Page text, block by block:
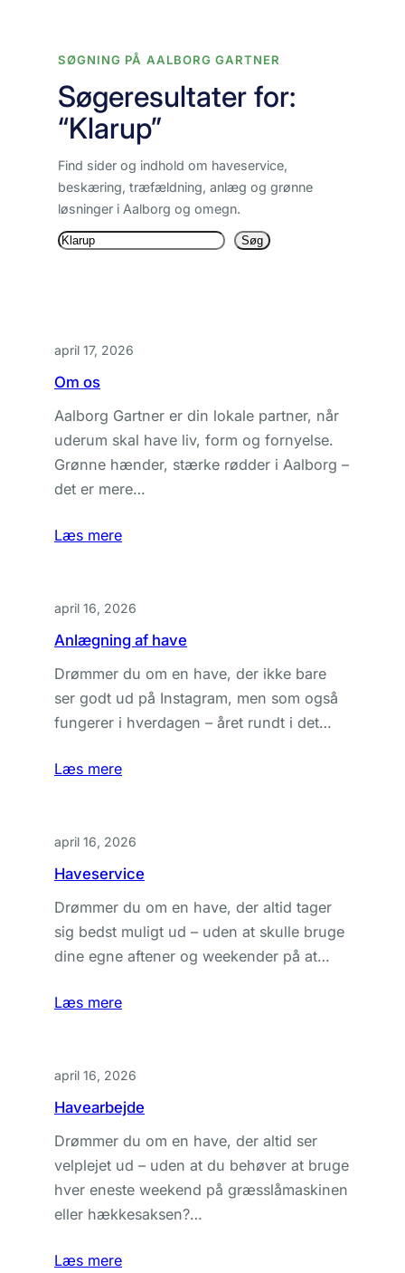
indholdSØGNING PÅ AALBORG GARTNER
Søgeresultater for:
“Klarup”
Find sider og indhold om haveservice,
beskæring, træfældning, anlæg og grønne
løsninger i Aalborg og omegn.
Søg
Søg
april 17, 2026
Om os
Aalborg Gartner er din lokale partner, når
uderum skal have liv, form og fornyelse.
Grønne hænder, stærke rødder i Aalborg –
det er mere…
Læs mere
april 16, 2026
Anlægning af have
Drømmer du om en have, der ikke bare
ser godt ud på Instagram, men som også
fungerer i hverdagen – året rundt i det…
Læs mere
april 16, 2026
Haveservice
Drømmer du om en have, der altid tager
sig bedst muligt ud – uden at skulle bruge
dine egne aftener og weekender på at…
Læs mere
april 16, 2026
Havearbejde
Drømmer du om en have, der altid ser
velplejet ud – uden at du behøver at bruge
hver eneste weekend på græsslåmaskinen
eller hækkesaksen?…
Læs mere